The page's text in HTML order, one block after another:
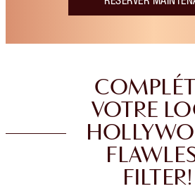
VOTRE
FILTER!